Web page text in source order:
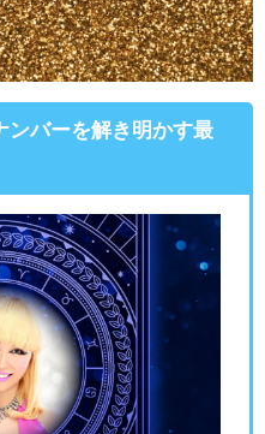
ンバーを解き明かす最